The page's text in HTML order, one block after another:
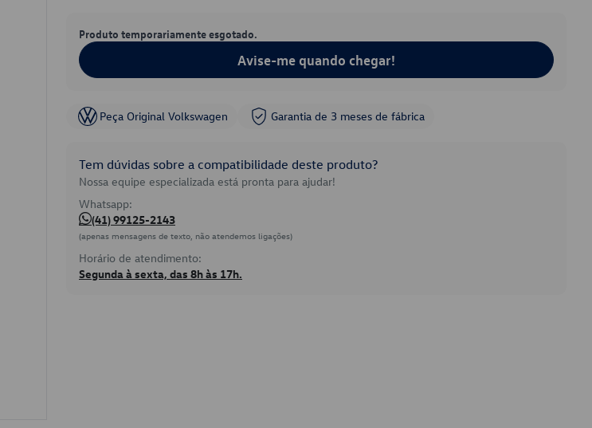
Produto temporariamente esgotado.
Avise-me quando chegar!
Peça Original Volkswagen Garantia de 3 meses de fábrica
Tem dúvidas sobre a compatibilidade deste produto?
Nossa equipe especializada está pronta para ajudar!
Whatsapp:
(41) 99125-2143
(apenas mensagens de texto, não atendemos ligações)
Horário de atendimento:
Segunda à sexta, das 8h às 17h.